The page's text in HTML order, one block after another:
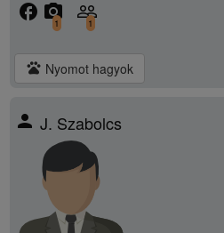
facebook camera_alt
1
people_outline
1
pets Nyomot hagyok
person J. Szabolcs